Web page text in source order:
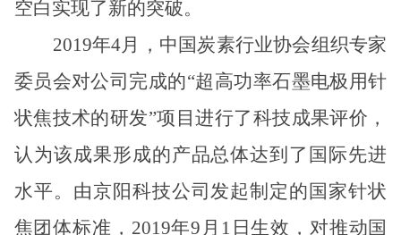
空白实现了新的突破。
2019年4月，中国炭素行业协会组织专家
委员会对公司完成的“超高功率石墨电极用针
状焦技术的研发”项目进行了科技成果评价，
认为该成果形成的产品总体达到了国际先进
水平。由京阳科技公司发起制定的国家针状
焦团体标准， 2019年9 月 1 日生效，对推动国